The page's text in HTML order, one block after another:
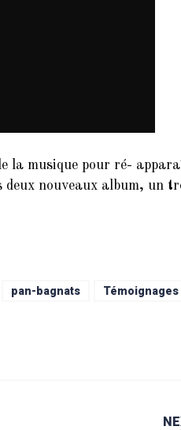
la musique pour ré-
nouveaux album, un
pan-bagnats